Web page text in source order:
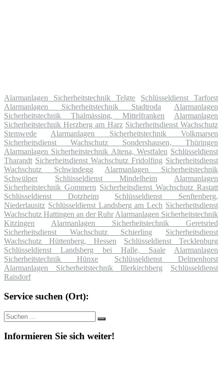
Alarmanlagen Sicherheitstechnik Telgte
Schlüsseldienst Tarforst
Alarmanlagen Sicherheitstechnik Stadtroda
Alarmanlagen
Sicherheitstechnik Thalmässing, Mittelfranken
Alarmanlagen
Sicherheitstechnik Herzberg am Harz Sicherheitsdienst Wachschutz
Stemwede
Alarmanlagen Sicherheitstechnik Volkmarsen
Sicherheitsdienst Wachschutz Sondershausen, Thüringen
Alarmanlagen Sicherheitstechnik Altena, Westfalen Schlüsseldienst
Tharandt Sicherheitsdienst Wachschutz Fridolfing Sicherheitsdienst
Wachschutz Schwindegg
Alarmanlagen Sicherheitstechnik
Schwülper
Schlüsseldienst Mindelheim
Alarmanlagen
Sicherheitstechnik Gommern Sicherheitsdienst Wachschutz Rastatt
Schlüsseldienst Dotzheim
Schlüsseldienst Senftenberg,
Niederlausitz Schlüsseldienst Landsberg am Lech Sicherheitsdienst
Wachschutz Hattingen an der Ruhr Alarmanlagen Sicherheitstechnik
Kitzingen
Alarmanlagen Sicherheitstechnik Geretsried
Sicherheitsdienst Wachschutz Schierling
Sicherheitsdienst
Wachschutz Hüttenberg, Hessen
Schlüsseldienst Tecklenburg
Schlüsseldienst Landsberg bei Halle, Saale
Alarmanlagen
Sicherheitstechnik Hünxe
Schlüsseldienst Delmenhorst
Alarmanlagen Sicherheitstechnik Illerkirchberg
Schlüsseldienst
Raisdorf
Service suchen (Ort):
Suche
nach:
Suchen
Informieren Sie sich weiter!